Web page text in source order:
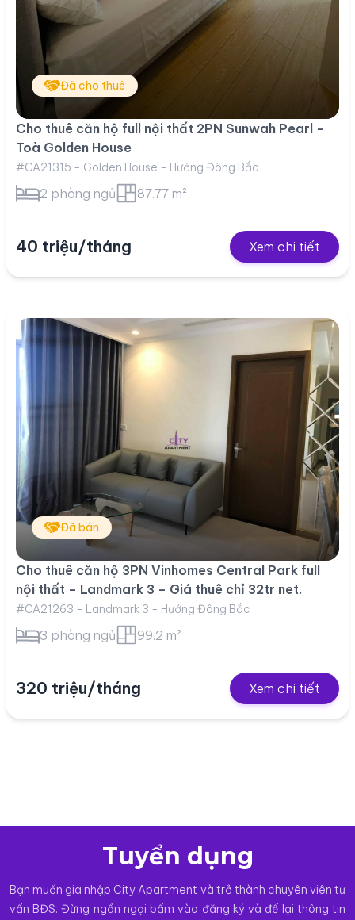
Đã cho thuê
Cho thuê căn hộ full nội thất 2PN Sunwah Pearl –
Toà Golden House
#CA21315 - Golden House - Hướng Đông Bắc
2 phòng ngủ 87.77 m²
40 triệu/tháng Xem chi tiết
Đã bán
Cho thuê căn hộ 3PN Vinhomes Central Park full
nội thất – Landmark 3 – Giá thuê chỉ 32tr net.
#CA21263 - Landmark 3 - Hướng Đông Bắc
3 phòng ngủ 99.2 m²
320 triệu/tháng Xem chi tiết
Tuyển dụng
Bạn muốn gia nhập City Apartment và trở thành chuyên viên tư
vấn BĐS. Đừng ngần ngại bấm vào đăng ký và để lại thông tin